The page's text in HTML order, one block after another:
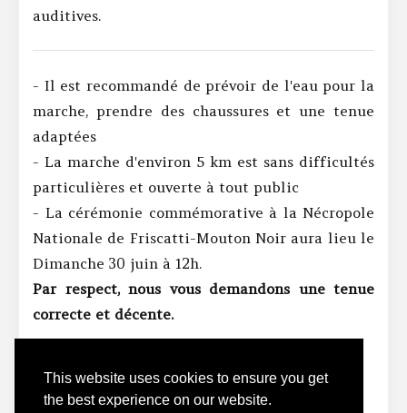
This website uses cookies to ensure you get
the best experience on our website.
auditives.
- Il est recommandé de prévoir de l'eau pour la
marche, prendre des chaussures et une tenue
adaptées
- La marche d'environ 5 km est sans difficultés
particulières et ouverte à tout public
- La cérémonie commémorative à la Nécropole
Nationale de Friscatti-Mouton Noir aura lieu le
Dimanche 30 juin à 12h.
Par respect, nous vous demandons une tenue
correcte et décente.